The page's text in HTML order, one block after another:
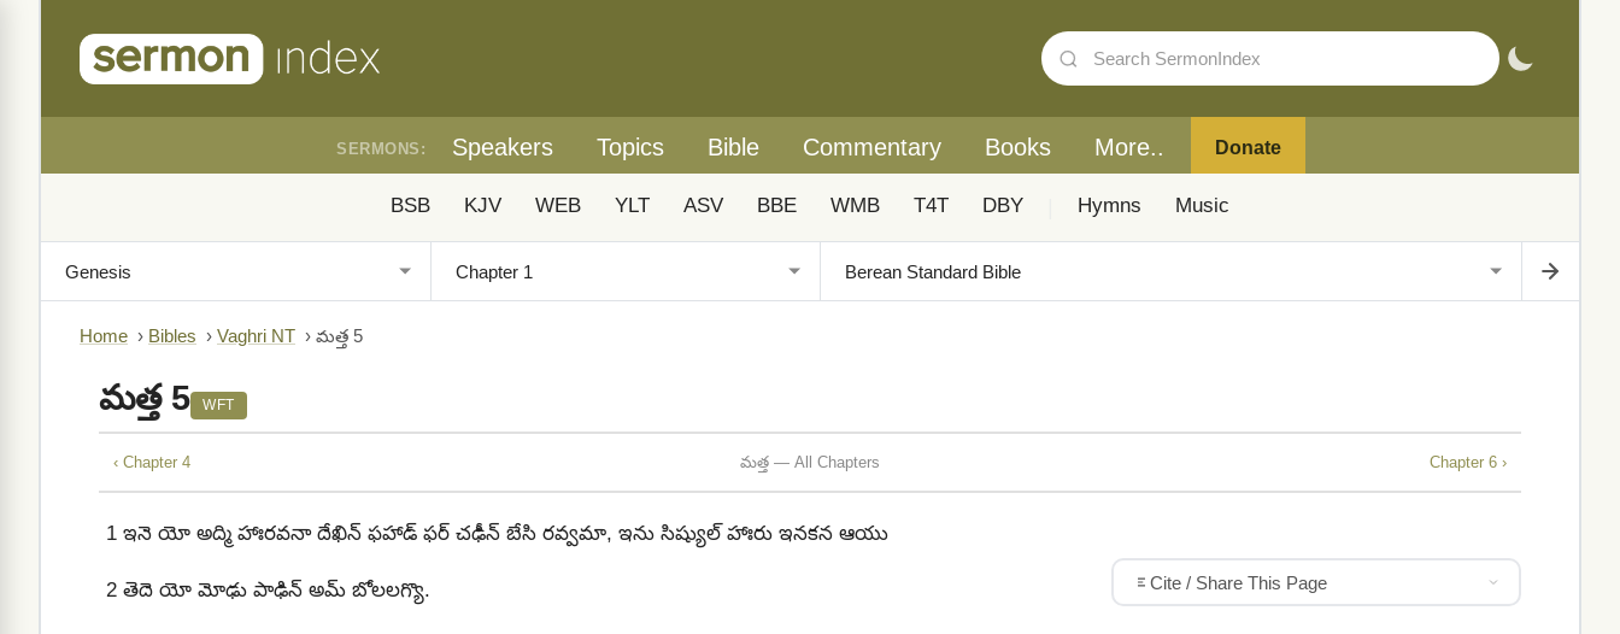
SERMONS: Speakers Topics Bible Commentary Books More.. Donate
BSB KJV WEB YLT ASV BBE WMB T4T DBY Hymns Music
Home › Bibles › Vaghri NT › మత్త 5
మత్త 5 WFT
‹ Chapter 4 మత్త — All Chapters Chapter 6 ›
1 ఇనె యో అద్మి హాఃరవనా దేఖిన్ ఫహాడ్ ఫర్ చఢీన్‍ బేసి రవ్వమా, ఇను సిష్యుల్‍ హాఃరు ఇనకన ఆయు
2 తెదె యో మోఢు పాఢిన్‍ అమ్ బోలలగ్యొ. Cite / Share This Page